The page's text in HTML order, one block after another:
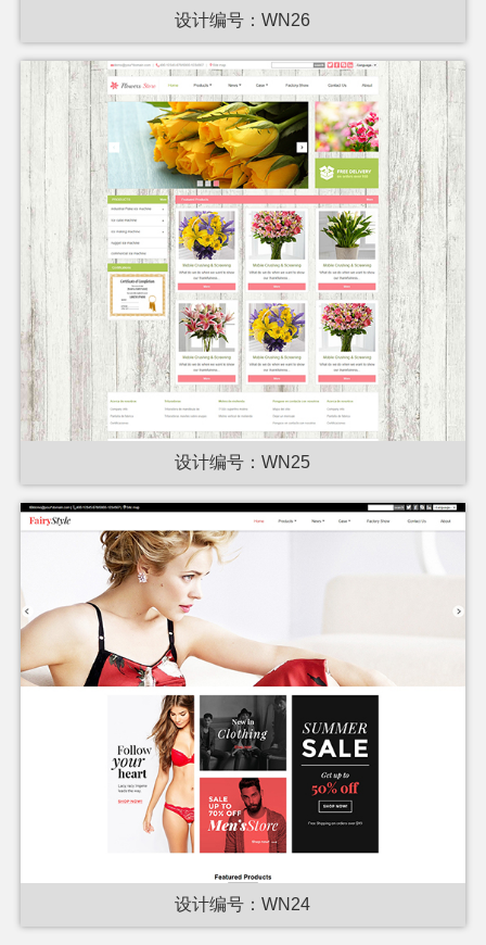
设计编号：WN26
设计编号：WN25
设计编号：WN24